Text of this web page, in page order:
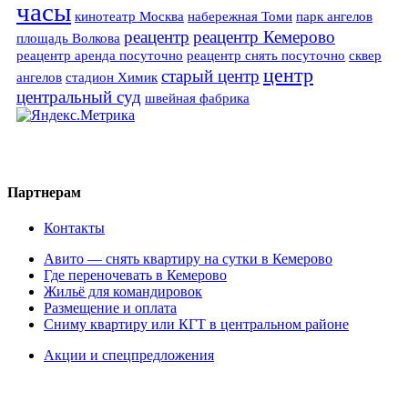
часы кинотеатр Москва набережная Томи парк ангелов
площадь Волкова реацентр реацентр Кемерово
реацентр аренда посуточно реацентр снять посуточно сквер
ангелов стадион Химик старый центр центр
центральный суд швейная фабрика
Партнерам
Контакты
Авито — снять квартиру на сутки в Кемерово
Где переночевать в Кемерово
Жильё для командировок
Размещение и оплата
Сниму квартиру или КГТ в центральном районе
Акции и спецпредложения